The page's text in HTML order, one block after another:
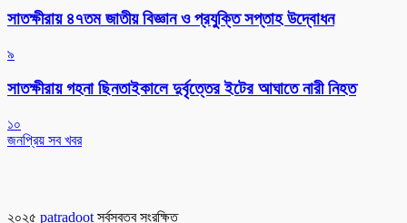
সাতক্ষীরায় ৪৭তম জাতীয় বিজ্ঞান ও প্রযুক্তি সপ্তাহ উদ্বোধন
৯
সাতক্ষীরায় গহনা ছিনতাইকালে দুর্বৃত্তের ইটের আঘাতে নারী নিহত
১০
জনপ্রিয় সব খবর
২০২৫ patradoot সর্বস্বত্ব সংরক্ষিত